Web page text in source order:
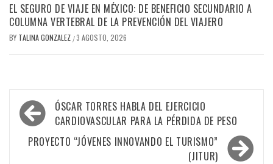
EL SEGURO DE VIAJE EN MÉXICO: DE BENEFICIO SECUNDARIO A
COLUMNA VERTEBRAL DE LA PREVENCIÓN DEL VIAJERO
BY TALINA GONZALEZ /3 AGOSTO, 2026
Navegación
de
entradas
ÓSCAR TORRES HABLA DEL EJERCICIO
CARDIOVASCULAR PARA LA PÉRDIDA DE PESO
PROYECTO “JÓVENES INNOVANDO EL TURISMO”
(JITUR)